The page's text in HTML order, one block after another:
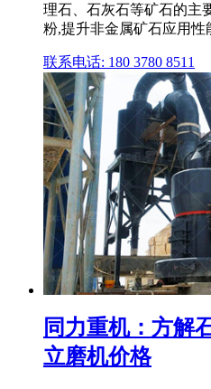
理石、石灰石等矿石的主
粉,提升非金属矿石应用性
联系电话: 180 3780 8511
同力重机：方解
立磨机价格